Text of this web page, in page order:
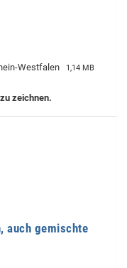
Westfalen 1,14 MB
zeichnen.
auch gemischte